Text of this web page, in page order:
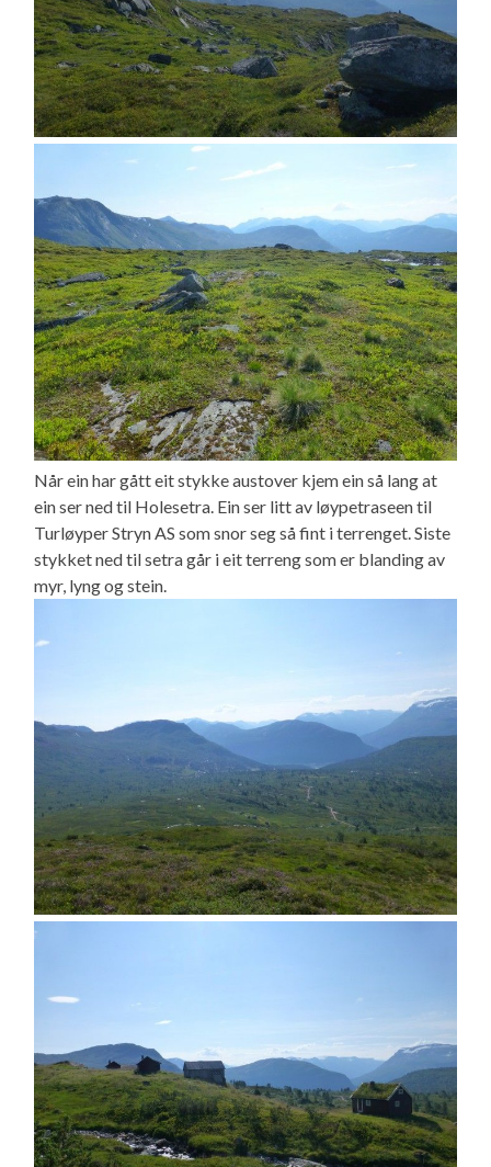
Når ein har gått eit stykke austover kjem ein så lang at
ein ser ned til Holesetra. Ein ser litt av løypetraseen til
Turløyper Stryn AS som snor seg så fint i terrenget. Siste
stykket ned til setra går i eit terreng som er blanding av
myr, lyng og stein.